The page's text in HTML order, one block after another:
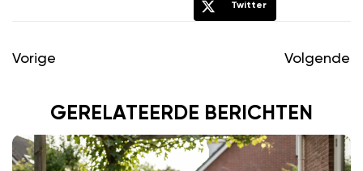
Twitter
Vorige Volgende
GERELATEERDE BERICHTEN